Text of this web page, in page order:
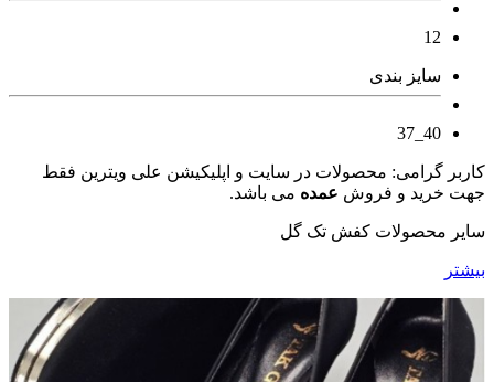
12
سایز بندی
40_37
کاربر گرامی: محصولات در سایت و اپلیکیشن علی ویترین فقط
جهت خرید و فروش عمده می باشد.
سایر محصولات کفش تک گل
بیشتر